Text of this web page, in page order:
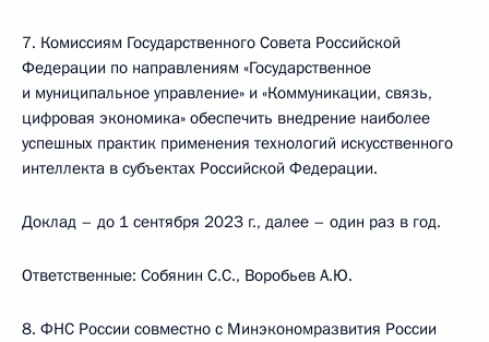
7. Комиссиям Государственного Совета Российской
Федерации по направлениям «Государственное
и муниципальное управление» и «Коммуникации, связь,
цифровая экономика» обеспечить внедрение наиболее
успешных практик применения технологий искусственного
интеллекта в субъектах Российской Федерации.
Доклад – до 1 сентября 2023 г., далее – один раз в год.
Ответственные: Собянин С.С., Воробьев А.Ю.
8. ФНС России совместно с Минэкономразвития России